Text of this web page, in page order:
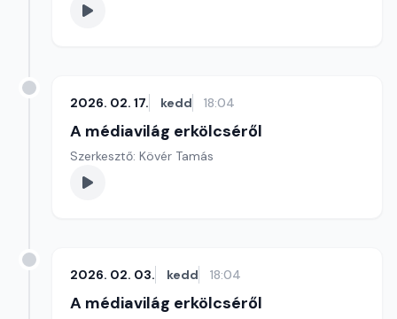
2026. 02. 17. kedd 18:04
A médiavilág erkölcséről
Szerkesztő: Kövér Tamás
2026. 02. 03. kedd 18:04
A médiavilág erkölcséről